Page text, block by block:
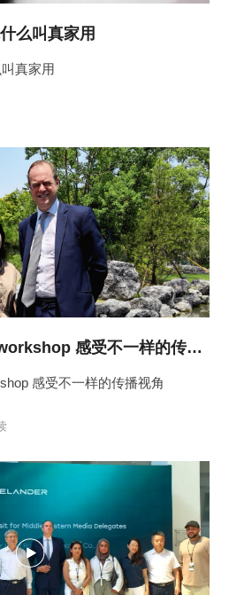
么叫真家用
真家用
沉浸式体验外籍媒体workshop 感受不一样的传播视角
感受不一样的传播视角